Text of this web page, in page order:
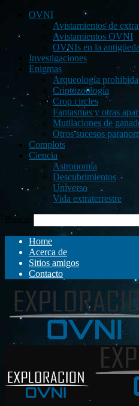
OVNI
Avistamientos de
Avistamientos OVNI
OVNIs en la
Investigaciones
Enigmas
Arqueología prohibida
Criptozoología
Crop circles
Fantasmas y otras
Mutilaciones de
Otros sucesos
Complots
Ciencia
Astronomía
Descubrimientos
Universo
Vida extraterrestre
Buscar
Home
Acerca de
Sitios amigos
Contacto